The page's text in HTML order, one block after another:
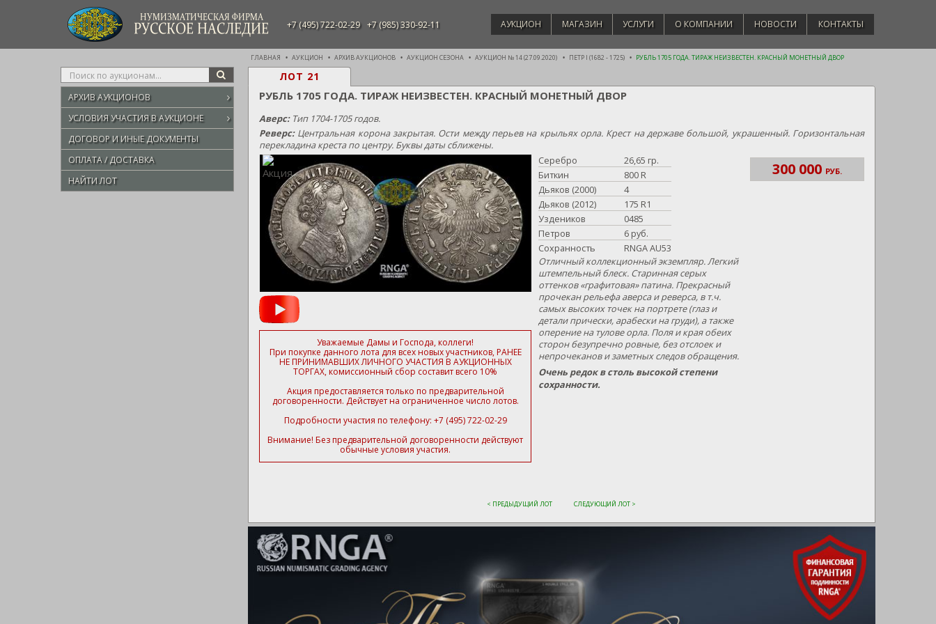
НУМИЗМАТИЧЕСКАЯ ФИРМА
РУССКОЕ НАСЛЕДИЕ +7 (495) 722-02-29 +7 (985) 330-92-11 АУКЦИОН МАГАЗИН УСЛУГИ О КОМПАНИИ НОВОСТИ КОНТАКТЫ
ГЛАВНАЯ АУКЦИОН АРХИВ АУКЦИОНОВ АУКЦИОН СЕЗОНА АУКЦИОН № 14 (27.09.2020) ПЕТР I (1682 - 1725) РУБЛЬ 1705 ГОДА. ТИРАЖ НЕИЗВЕСТЕН. КРАСНЫЙ МОНЕТНЫЙ ДВОР
Type
your
search
here
SEARCH
АРХИВ АУКЦИОНОВ
УСЛОВИЯ УЧАСТИЯ В АУКЦИОНЕ
ДОГОВОР И ИНЫЕ ДОКУМЕНТЫ
ОПЛАТА / ДОСТАВКА
НАЙТИ ЛОТ
ЛОТ 21
РУБЛЬ 1705 ГОДА. ТИРАЖ НЕИЗВЕСТЕН. КРАСНЫЙ МОНЕТНЫЙ ДВОР
Аверс:Тип 1704-1705 годов.
Реверс:Центральная корона закрытая. Ости между перьев на крыльях орла. Крест на державе большой, украшенный. Горизонтальная
перекладина креста по центру. Буквы даты сближены.
Уважаемые Дамы и Господа, коллеги!
При покупке данного лота для всех новых участников, РАНЕЕ
НЕ ПРИНИМАВШИХ ЛИЧНОГО УЧАСТИЯ В АУКЦИОННЫХ
ТОРГАХ, комиссионный сбор составит всего 10%
Акция предоставляется только по предварительной
договоренности. Действует на ограниченное число лотов.
Подробности участия по телефону: +7 (495) 722-02-29
Внимание! Без предварительной договоренности действуют
обычные условия участия.
Серебро
26,65 гр.
Биткин
800 R
Дьяков (2000)
4
Дьяков (2012)
175 R1
Уздеников
0485
Петров
6 руб.
Сохранность
RNGA AU53
Отличный коллекционный экземпляр. Легкий
штемпельный блеск. Старинная серых
оттенков «графитовая» патина. Прекрасный
прочекан рельефа аверса и реверса, в т.ч.
самых высоких точек на портрете (глаз и
детали прически, арабески на груди), а также
оперение на тулове орла. Поля и края обеих
сторон безупречно ровные, без отслоек и
непрочеканов и заметных следов обращения.
Очень редок в столь высокой степени
сохранности.
300 000 РУБ.
< ПРЕДЫДУЩИЙ ЛОТ СЛЕДУЮЩИЙ ЛОТ >